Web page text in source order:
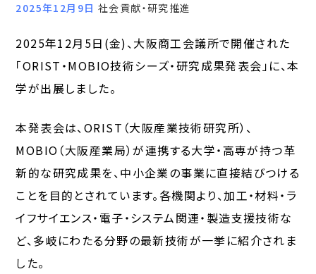
2025年12月9日 社会貢献・研究推進
2025年12月5日(金)、大阪商工会議所で開催された
「ORIST・MOBIO技術シーズ・研究成果発表会」に、本
学が出展しました。
本発表会は、ORIST（大阪産業技術研究所）、
MOBIO（大阪産業局）が連携する大学・高専が持つ革
新的な研究成果を、中小企業の事業に直接結びつける
ことを目的とされています。各機関より、加工・材料・ラ
イフサイエンス・電子・システム関連・製造支援技術な
ど、多岐にわたる分野の最新技術が一挙に紹介されま
した。